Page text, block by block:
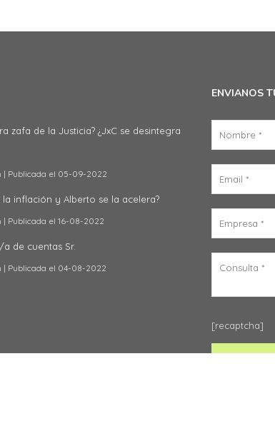
zafa de la Justicia? ¿JxC se desintegra
Publicada el 05-09-2022
la inflación y Alberto se la acelera?
Publicada el 16-08-2022
de cuentas Sr.
Publicada el 04-08-2022
ENVIANOS
[recaptcha]